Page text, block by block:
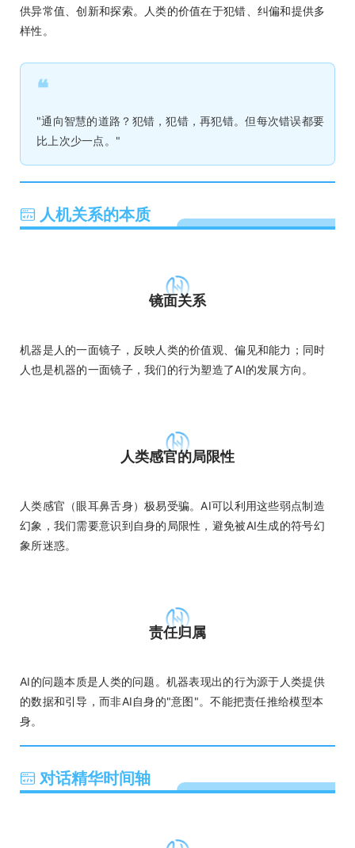
供异常值、创新和探索。人类的价值在于犯错、纠偏和提供多
样性。
❝
"通向智慧的道路？犯错，犯错，再犯错。但每次错误都要
比上次少一点。"
人机关系的本质
镜面关系
机器是人的一面镜子，反映人类的价值观、偏见和能力；同时
人也是机器的一面镜子，我们的行为塑造了AI的发展方向。
人类感官的局限性
人类感官（眼耳鼻舌身）极易受骗。AI可以利用这些弱点制造
幻象，我们需要意识到自身的局限性，避免被AI生成的符号幻
象所迷惑。
责任归属
AI的问题本质是人类的问题。机器表现出的行为源于人类提供
的数据和引导，而非AI自身的"意图"。不能把责任推给模型本
身。
对话精华时间轴